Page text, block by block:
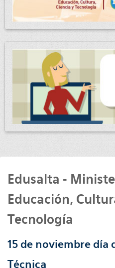
Edusalta -
Educación,
Tecnología
15 de noviembre día
Técnica